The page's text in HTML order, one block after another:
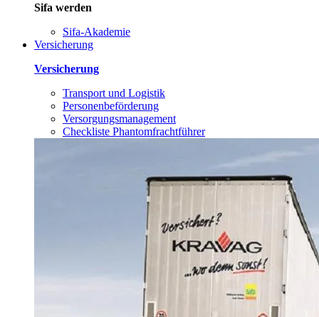
Sifa werden
Sifa-Akademie
Versicherung
Versicherung
Transport und Logistik
Personenbeförderung
Versorgungsmanagement
Checkliste Phantomfrachtführer